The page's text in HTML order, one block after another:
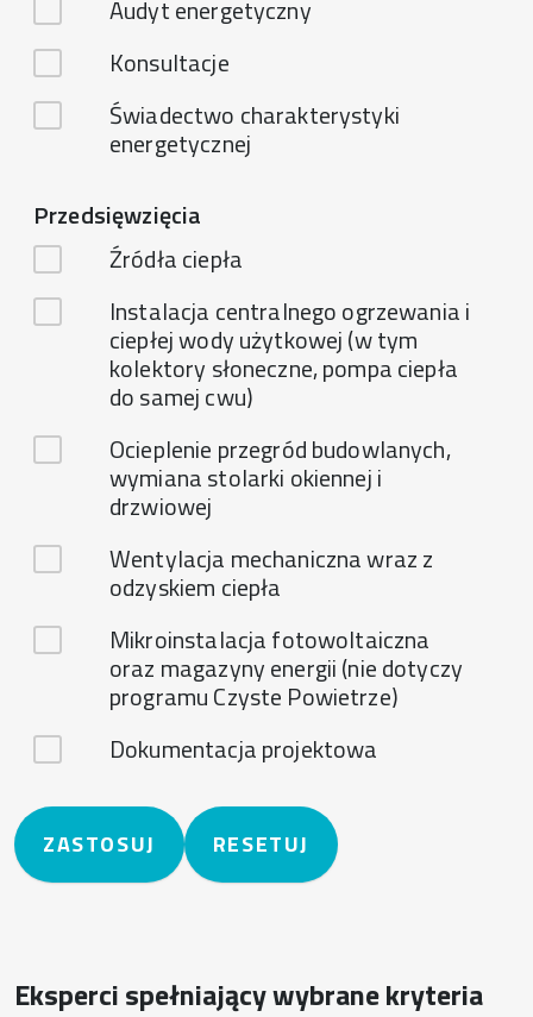
Audyt energetyczny
Konsultacje
Świadectwo charakterystyki
energetycznej
Przedsięwzięcia
Źródła ciepła
Instalacja centralnego ogrzewania i
ciepłej wody użytkowej (w tym
kolektory słoneczne, pompa ciepła
do samej cwu)
Ocieplenie przegród budowlanych,
wymiana stolarki okiennej i
drzwiowej
Wentylacja mechaniczna wraz z
odzyskiem ciepła
Mikroinstalacja fotowoltaiczna
oraz magazyny energii (nie dotyczy
programu Czyste Powietrze)
Dokumentacja projektowa
Eksperci spełniający wybrane kryteria